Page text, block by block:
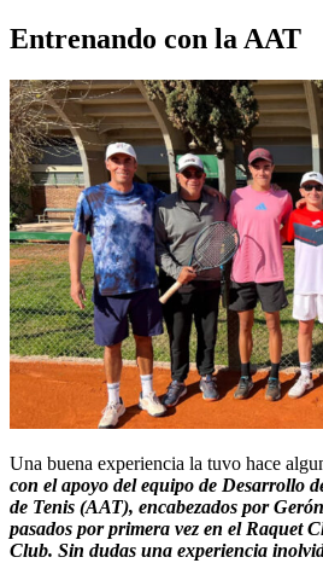
Entrenando con la AAT
Una buena experiencia la tuvo hace
con el apoyo del equipo de Desarrollo
de Tenis (AAT), encabezados por
pasados por primera vez en el Raquet
Club. Sin dudas una experiencia